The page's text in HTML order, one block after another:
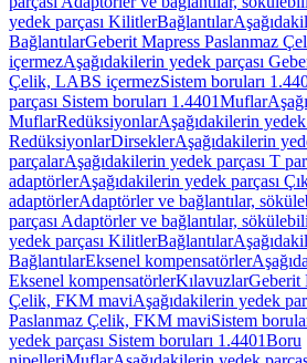
yedek parçası KilitlerBağlantılar
BağlantılarGeberit Mapress Paslanmaz
içermezAşağıdakilerin yedek parçası
Çelik, LABS içermezSistem boruları
parçası Sistem boruları 1.4401Muflar
MuflarRedüksiyonlarAşağıdakilerin yedek
RedüksiyonlarDirseklerAşağıdakilerin
parçalarAşağıdakilerin yedek parçası T
adaptörlerAşağıdakilerin yedek parçası
adaptörlerAdaptörler ve bağlantılar,
parçası Adaptörler ve bağlantılar,
yedek parçası KilitlerBağlantılar
BağlantılarEksenel kompensatörler
Eksenel kompensatörlerKılavuzlarGeberit
Çelik, FKM maviAşağıdakilerin yedek
Paslanmaz Çelik, FKM maviSistem
yedek parçası Sistem boruları 1.4401Boru